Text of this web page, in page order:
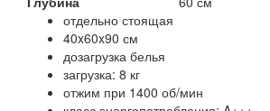
отдельно стоящая
40x60x90 см
дозагрузка белья
загрузка: 8 кг
отжим при 1400 об/мин